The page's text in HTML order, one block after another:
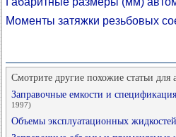
Моменты затяжки резьбовых
Смотрите другие похожие статьи
Заправочные емкости и
1997)
Объемы эксплуатационных жидкостей